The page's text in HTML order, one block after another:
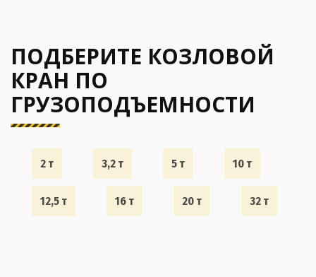
ПОДБЕРИТЕ КОЗЛОВОЙ
КРАН ПО
ГРУЗОПОДЪЕМНОСТИ
2 т 3,2 т 5 т 10 т
12,5 т 16 т 20 т 32 т